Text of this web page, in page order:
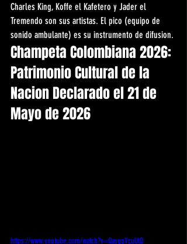
Charles King, Koffe el Kafetero y Jader el
Tremendo son sus artistas. El pico (equipo de
sonido ambulante) es su instrumento de difusion.
Champeta Colombiana 2026:
Patrimonio Cultural de la
Nacion Declarado el 21 de
Mayo de 2026
https://www.youtube.com/watch?v=QayggVcuUtQ